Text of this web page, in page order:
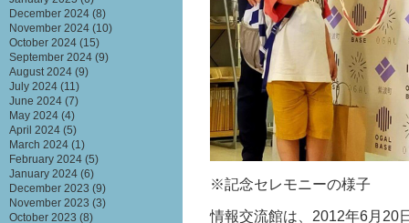
※記念セレモニーの様子
情報交流館は、2012年6月20
December 2024 (8)
November 2024 (10)
October 2024 (15)
September 2024 (9)
August 2024 (9)
July 2024 (11)
June 2024 (7)
May 2024 (4)
April 2024 (5)
March 2024 (1)
February 2024 (5)
January 2024 (6)
December 2023 (9)
November 2023 (3)
October 2023 (8)